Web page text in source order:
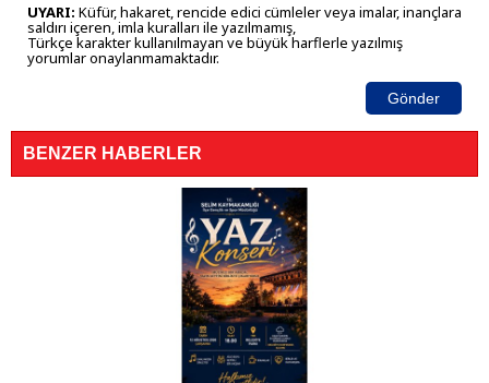
UYARI: Küfür, hakaret, rencide edici cümleler veya imalar, inançlara
saldırı içeren, imla kuralları ile yazılmamış,
Türkçe karakter kullanılmayan ve büyük harflerle yazılmış
yorumlar onaylanmamaktadır.
Gönder
BENZER HABERLER